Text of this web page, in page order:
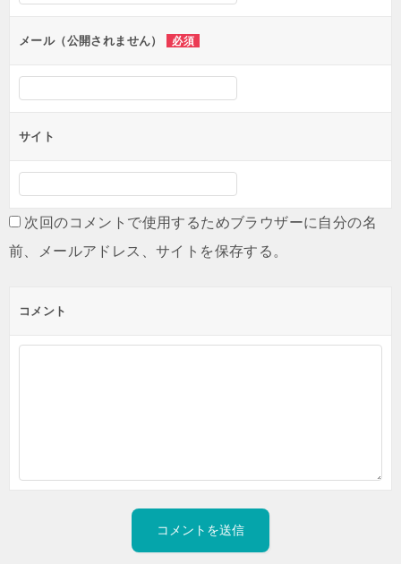
ョ
ンメール（公開されません） 必須
サイト
次回のコメントで使用するためブラウザーに自分の名
前、メールアドレス、サイトを保存する。
コメント